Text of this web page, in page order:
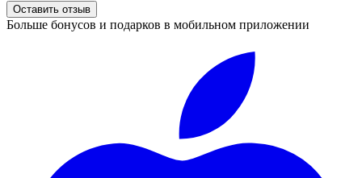
Оставить отзыв
Больше бонусов и подарков в мобильном приложении